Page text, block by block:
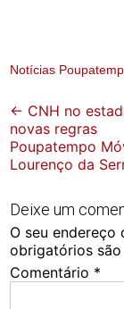
Notícias
Post
navigation
← CNH no
novas regras
Poupatempo
Lourenço da
Deixe um
O seu endereço
obrigatórios
Comentário *